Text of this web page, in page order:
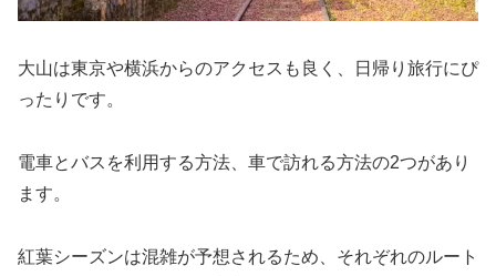
大山は東京や横浜からのアクセスも良く、日帰り旅行にぴ
ったりです。
電車とバスを利用する方法、車で訪れる方法の2つがあり
ます。
紅葉シーズンは混雑が予想されるため、それぞれのルート